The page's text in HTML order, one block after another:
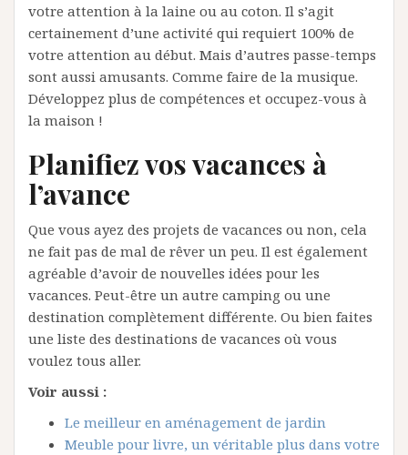
votre attention à la laine ou au coton. Il s’agit
certainement d’une activité qui requiert 100% de
votre attention au début. Mais d’autres passe-temps
sont aussi amusants. Comme faire de la musique.
Développez plus de compétences et occupez-vous à
la maison !
Planifiez vos vacances à
l’avance
Que vous ayez des projets de vacances ou non, cela
ne fait pas de mal de rêver un peu. Il est également
agréable d’avoir de nouvelles idées pour les
vacances. Peut-être un autre camping ou une
destination complètement différente. Ou bien faites
une liste des destinations de vacances où vous
voulez tous aller.
Voir aussi :
Le meilleur en aménagement de jardin
Meuble pour livre, un véritable plus dans votre